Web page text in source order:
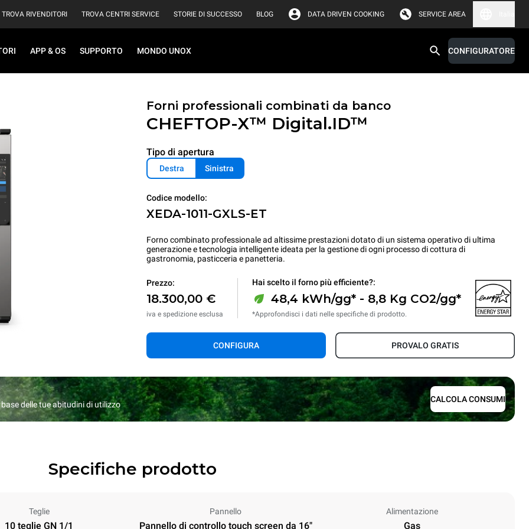
TROVA RIVENDITORI TROVA CENTRI SERVICE STORIE DI SUCCESSO BLOG DATA DRIVEN COOKING SERVICE AREA
APP & OS SUPPORTO MONDO UNOX CONFIGURATORE
Forni professionali combinati da banco
CHEFTOP-X™ Digital.ID™
Tipo di apertura
Destra Sinistra
Codice modello:
XEDA-1011-GXLS-ET
Forno combinato professionale ad altissime prestazioni dotato di un sistema operativo di ultima
generazione e tecnologia intelligente ideata per la gestione di ogni processo di cottura di
gastronomia, pasticceria e panetteria.
Prezzo:
18.300,00 €
iva e spedizione esclusa
Hai scelto il forno più efficiente?:
48,4 kWh/gg* - 8,8 Kg CO2/gg*
*Approfondisci i dati nelle specifiche di prodotto.
CONFIGURA PROVALO GRATIS
delle tue abitudini di utilizzo
CALCOLA CONSUMI
Specifiche prodotto
Teglie
10 teglie GN 1/1
Pannello
Pannello di controllo touch screen da 16"
Alimentazione
Gas